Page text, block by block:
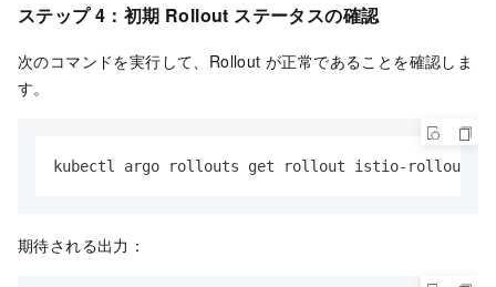
ステップ 4：初期 Rollout ステータスの確認
次のコマンドを実行して、Rollout が正常であることを確認しま
す。
kubectl argo rollouts get rollout istio-rollout --
期待される出力：